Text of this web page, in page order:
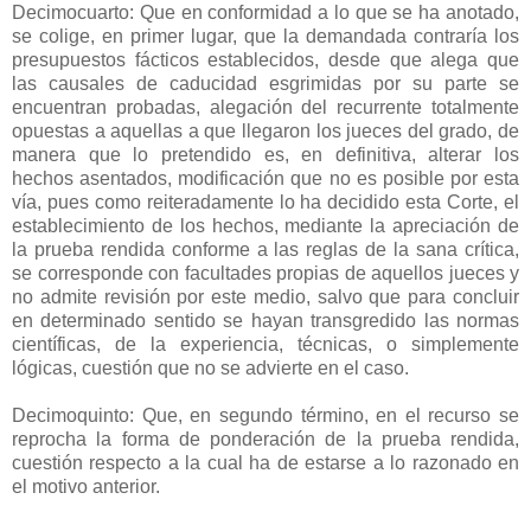
Decimocuarto: Que en conformidad a lo que se ha anotado,
se colige, en primer lugar, que la demandada contraría los
presupuestos fácticos establecidos, desde que alega que
las causales de caducidad esgrimidas por su parte se
encuentran probadas, alegación del recurrente totalmente
opuestas a aquellas a que llegaron los jueces del grado, de
manera que lo pretendido es, en definitiva, alterar los
hechos asentados, modificación que no es posible por esta
vía, pues como reiteradamente lo ha decidido esta Corte, el
establecimiento de los hechos, mediante la apreciación de
la prueba rendida conforme a las reglas de la sana crítica,
se corresponde con facultades propias de aquellos jueces y
no admite revisión por este medio, salvo que para concluir
en determinado sentido se hayan transgredido las normas
científicas, de la experiencia, técnicas, o simplemente
lógicas, cuestión que no se advierte en el caso.
Decimoquinto: Que, en segundo término, en el recurso se
reprocha la forma de ponderación de la prueba rendida,
cuestión respecto a la cual ha de estarse a lo razonado en
el motivo anterior.